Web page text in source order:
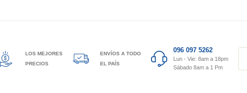
LOS MEJORES
PRECIOS
ENVÍOS A TODO
EL PAÍS
096 097 5262
Lun - Vie: 8am a 18pm
Sábado 8am a 1 Pm